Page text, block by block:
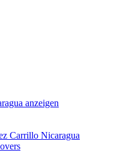
anzeigen
Carrillo Nicaragua